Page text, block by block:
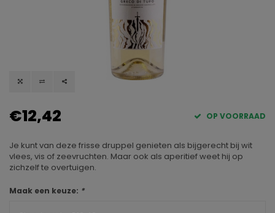
€12,42 OP VOORRAAD
Je kunt van deze frisse druppel genieten als bijgerecht bij wit
vlees, vis of zeevruchten. Maar ook als aperitief weet hij op
zichzelf te overtuigen.
Maak een keuze: *